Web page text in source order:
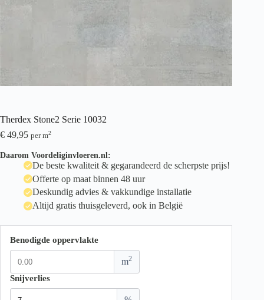
Therdex Stone2 Serie 10032
€ 49,95 per m2
Daarom Voordeliginvloeren.nl:
De beste kwaliteit & gegarandeerd de scherpste prijs!
Offerte op maat binnen 48 uur
Deskundig advies & vakkundige installatie
Altijd gratis thuisgeleverd, ook in België
Benodigde oppervlakte
m2
Snijverlies